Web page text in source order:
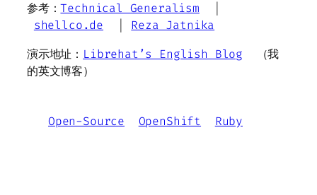
参考：Technical Generalism
shellco.de
Reza Jatnika
演示地址： Librehat’s English Blog （我
的英文博客）
Open-Source OpenShift Ruby